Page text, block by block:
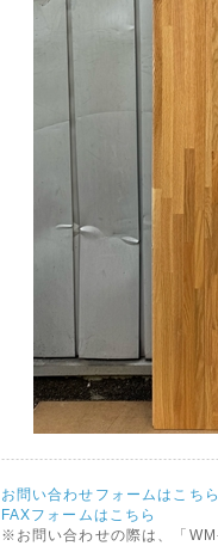
お問い合わせフォームはこちら
FAXフォームはこちら
※お問い合わせの際は、「